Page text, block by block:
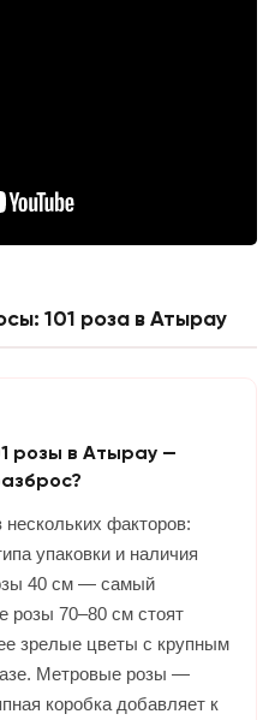
101 роза в Атырау
розы в Атырау —
факторов:
упаковки и наличия
40 см — самый
розы 70–80 см стоят
зрелые цветы с крупным
Метровые розы —
коробка добавляет к